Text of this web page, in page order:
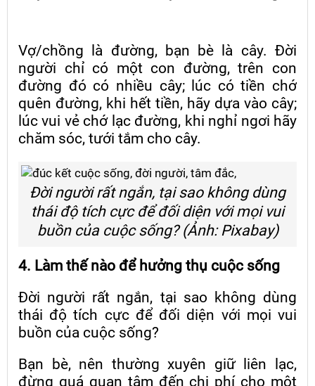
Vợ/chồng là đường, bạn bè là cây. Đời
người chỉ có một con đường, trên con
đường đó có nhiều cây; lúc có tiền chớ
quên đường, khi hết tiền, hãy dựa vào cây;
lúc vui vẻ chớ lạc đường, khi nghỉ ngơi hãy
chăm sóc, tưới tắm cho cây.
Đời người rất ngắn, tại sao không dùng
thái độ tích cực để đối diện với mọi vui
buồn của cuộc sống? (Ảnh: Pixabay)
4. Làm thế nào để hưởng thụ cuộc sống
Đời người rất ngắn, tại sao không dùng
thái độ tích cực để đối diện với mọi vui
buồn của cuộc sống?
Bạn bè, nên thường xuyên giữ liên lạc,
đừng quá quan tâm đến chi phí cho một